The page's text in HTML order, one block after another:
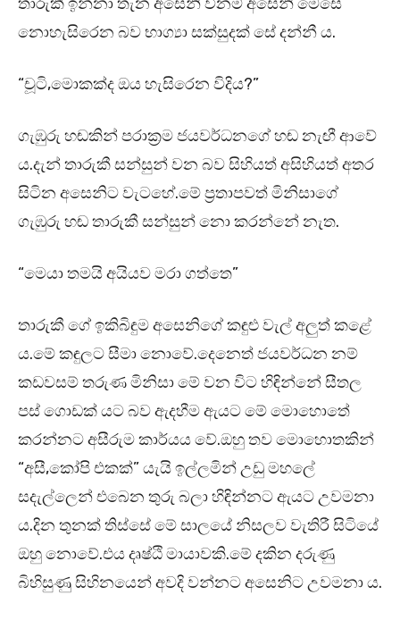
නොහැසිරෙන බව භාග්‍යා සක්සුදක් සේ දන්නී ය.
“චූටි,මොකක්ද ඔය හැසිරෙන විදිය?”
ගැඹුරු හඬකින් පරාක්‍රම ජයවර්ධනගේ හඬ නැඟී ආවේ
ය.දැන් තාරුකී සන්සුන් වන බව සිහියත් අසිහියත් අතර
සිටින අසෙනිට වැටහේ.මේ ප්‍රතාපවත් මිනිසාගේ
ගැඹුරු හඬ තාරුකී සන්සුන් නො කරන්නේ නැත.
“මෙයා තමයි අයියව මරා ගත්තෙ”
තාරුකී ගේ ඉකිබිඳුම අසෙනිගේ කඳුළු වැල් අලුත් කළේ
ය.මේ කඳුලට සීමා නොවේ.දෙනෙත් ජයවර්ධන නම්
කඩවසම් තරුණ මිනිසා මේ වන විට හිඳින්නේ සීතල
පස් ගොඩක් යට බව ඇදහීම ඇයට මේ මොහොතේ
කරන්නට අසීරුම කාර්යය වේ.ඔහු තව මොහොතකින්
“අසී,කෝපි එකක්” යැයි ඉල්ලමින් උඩු මහලේ
සදැල්ලෙන් එබෙන තුරු බලා හිඳින්නට ඇයට උවමනා
ය.දින තුනක් තිස්සේ මේ සාලයේ නිසලව වැතිරී සිටියේ
ඔහු නොවේ.එය දෘෂ්ඨි මායාවකි.මේ දකින දරුණු
බිහිසුණු සිහිනයෙන් අවදි වන්නට අසෙනිට උවමනා ය.